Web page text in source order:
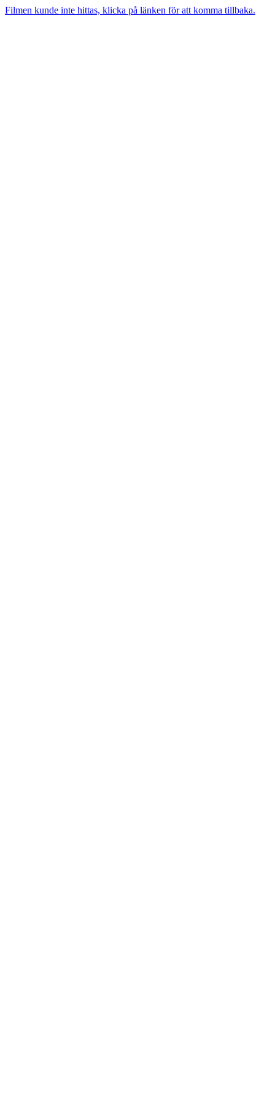
Filmen kunde inte hittas, klicka på länken för att komma tillbaka.